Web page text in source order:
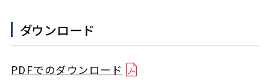
ダウンロード
PDFでのダウンロード